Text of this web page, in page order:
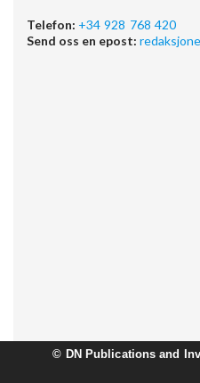
Telefon: +34 928 768 420
Send oss en epost:
© DN Publications and